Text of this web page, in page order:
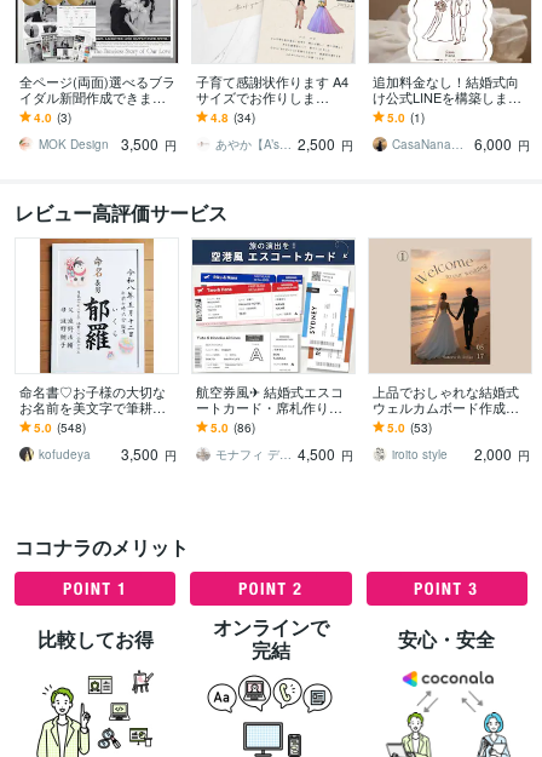
全ページ(両面)選べるブラ
イダル新聞作成できます
CANVA操作&加工ガイ
ド・入稿ガイド付き
4.0 (3)
MOK Design
3,500 円
子育て感謝状作ります A4
サイズでお作りしま
す！！！
4.8 (34)
あやか【A’s WEDDING】 2,500 円
追加料金なし！結婚式向
け公式LINEを構築します
招待状・出欠確認・写真
共有もできる結構式LINE
で自動化！
5.0 (1)
CasaNana_公式LINE構築
6,000 円
レビュー高評価サービス
命名書♡お子様の大切な
お名前を美文字で筆耕し
ます 一生に一度の記念♡
美文字で定評のある書道
家におまかせください
5.0 (548)
kofudeya
3,500 円
航空券風✈︎ 結婚式エスコ
ートカード・席札作りま
す お急ぎ対応OK！航空
券/荷物タグデザイン 席
次表代わりにも◎
5.0 (86)
モナフィ デザイン 4,500 円
上品でおしゃれな結婚式
ウェルカムボード作成し
ます ✳︎パネル納品でその
まま飾れる！丁寧！迅速
対応！
5.0 (53)
iroito style
2,000 円
ココナラのメリット
比較してお得
オンラインで
完結
安心・安全